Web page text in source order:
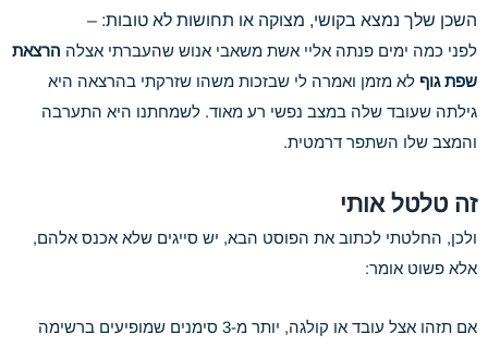
השכן שלך נמצא בקושי, מצוקה או תחושות לא טובות: –
לפני כמה ימים פנתה אליי אשת משאבי אנוש שהעברתי אצלההרצאת
שפת גוףלא מזמן ואמרה לי שבזכות משהו שזרקתי בהרצאה היא
גילתה שעובד שלה במצב נפשי רע מאוד. לשמחתנו היא התערבה
והמצב שלו השתפר דרמטית.
זה טלטל אותי
ולכן, החלטתי לכתוב את הפוסט הבא, יש סייגים שלא אכנס אלהם,
אלא פשוט אומר:
אם תזהו אצל עובד או קולגה, יותר מ-3 סימנים שמופיעים ברשימה